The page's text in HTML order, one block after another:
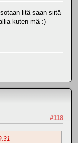
litä saan siitä
kuten mä :)
#118